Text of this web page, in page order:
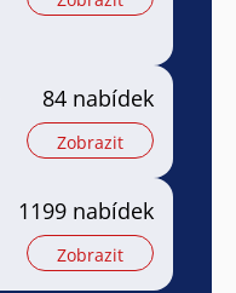
84 nabídek
Zobrazit
1199 nabídek
Zobrazit